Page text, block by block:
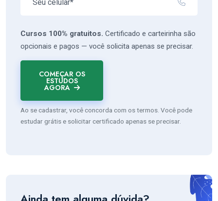
Cursos 100% gratuitos. Certificado e carteirinha são
opcionais e pagos — você solicita apenas se precisar.
COMEÇAR OS
ESTUDOS
AGORA
Ao se cadastrar, você concorda com os termos. Você pode
estudar grátis e solicitar certificado apenas se precisar.